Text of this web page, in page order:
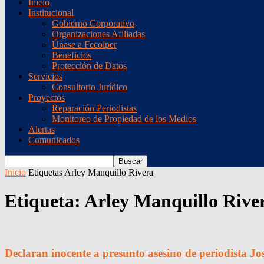
Inicio
Institucional
Gobierno Corporativo
Organizaciones Afiliadas
Únase a Fecolper
Beneficios
Protección de Datos
Servicios
Consultorio Jurídico
Proyectos
Reparación Periodistas
Monitoreo de Propiedad de los Medios
Alertas
Comunicados
Inicio Etiquetas Arley Manquillo Rivera
Etiqueta: Arley Manquillo
Declaran inocente a presunto asesino de periodista